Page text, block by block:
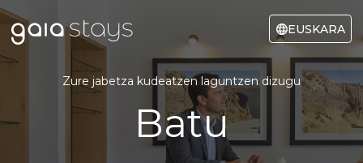
EUSKARA
Zure jabetza kudeatzen laguntzen dizugu
Batu